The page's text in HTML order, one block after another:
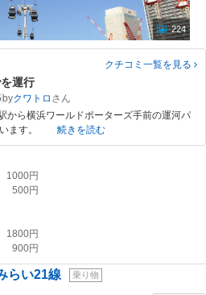
224
クチコミ一覧を見る
運行
byクワトロ
から横浜ワールドポーターズ手前の運河パ
ます。
続きを読む
1000円
) 500円
1800円
) 900円
らい21線 乗り物